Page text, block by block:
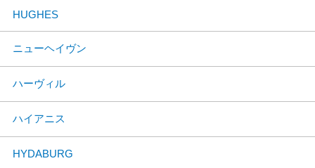
HUGHES
ニューヘイヴン
ハーヴィル
ハイアニス
HYDABURG